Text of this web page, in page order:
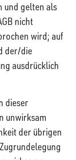
und gelten als
nicht
wird; auf
der/die
ausdrücklich
dieser
unwirksam
der übrigen